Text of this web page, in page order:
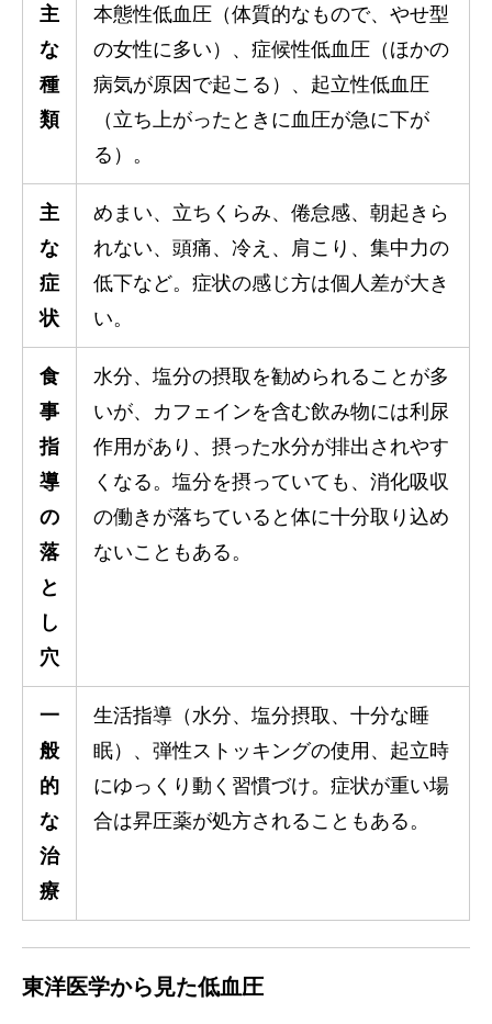
主
な
種
類
本態性低血圧（体質的なもので、やせ型
の女性に多い）、症候性低血圧（ほかの
病気が原因で起こる）、起立性低血圧
（立ち上がったときに血圧が急に下が
る）。
主
な
症
状
めまい、立ちくらみ、倦怠感、朝起きら
れない、頭痛、冷え、肩こり、集中力の
低下など。症状の感じ方は個人差が大き
い。
食
事
指
導
の
落
と
し
穴
水分、塩分の摂取を勧められることが多
いが、カフェインを含む飲み物には利尿
作用があり、摂った水分が排出されやす
くなる。塩分を摂っていても、消化吸収
の働きが落ちていると体に十分取り込め
ないこともある。
一
般
的
な
治
療
生活指導（水分、塩分摂取、十分な睡
眠）、弾性ストッキングの使用、起立時
にゆっくり動く習慣づけ。症状が重い場
合は昇圧薬が処方されることもある。
東洋医学から見た低血圧